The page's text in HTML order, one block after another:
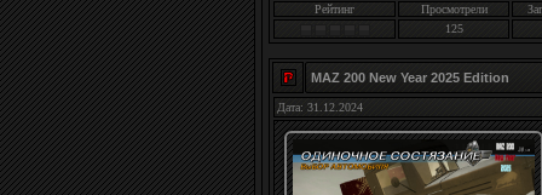
Рейтинг Просмотрели
125
MAZ 200 New Year 2025 Edition
Дата: 31.12.2024